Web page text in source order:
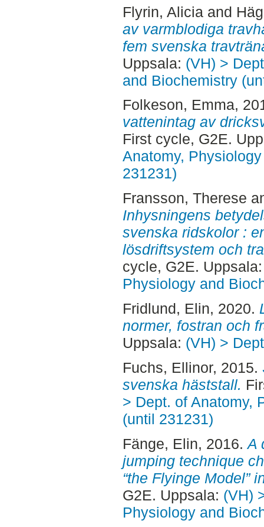
Flyrin, Aliciaand
av varmblodiga
fem svenska
Uppsala: (VH) >
and Biochemistry
Folkeson, Emma,
vattenintag av
First cycle, G2E.
Anatomy,
231231)
Fransson, Therese
Inhysningens
svenska ridskolor :
lösdriftsystem och
cycle, G2E.
Physiology and
Fridlund, Elin, 2020.
normer, fostran och
Uppsala: (VH) >
Fuchs, Ellinor, 2015.
svenska häststall.
> Dept. of Anatomy,
(until 231231)
Fänge, Elin, 2016.A
jumping technique
“the Flyinge Model”
G2E. Uppsala: (VH)
Physiology and